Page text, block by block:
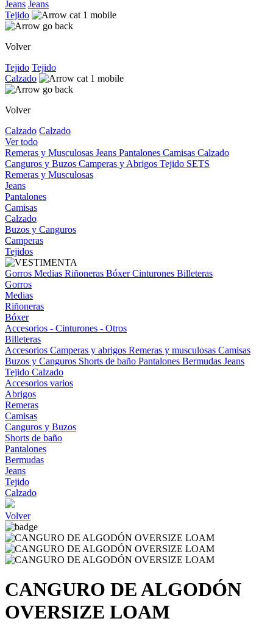
Jeans Jeans
Tejido
Volver
Tejido Tejido
Calzado
Volver
Calzado Calzado
Ver todo
Remeras y Musculosas Jeans Pantalones Camisas Calzado
Canguros y Buzos Camperas y Abrigos Tejido SETS
Remeras y Musculosas
Jeans
Pantalones
Camisas
Calzado
Buzos y Canguros
Camperas
Tejidos
Gorros Medias Riñoneras BóxerCinturones Billeteras
Gorros
Medias
Riñoneras
Bóxer
Accesorios - Cinturones - Otros
Billeteras
Accesorios Camperas y abrigos Remeras y musculosas Camisas
Buzos y Canguros Shorts de baño Pantalones Bermudas Jeans
Tejido Calzado
Accesorios varios
Abrigos
Remeras
Camisas
Canguros y Buzos
Shorts de baño
Pantalones
Bermudas
Jeans
Tejido
Calzado
Volver
CANGURO DE ALGODÓN
OVERSIZE LOAM